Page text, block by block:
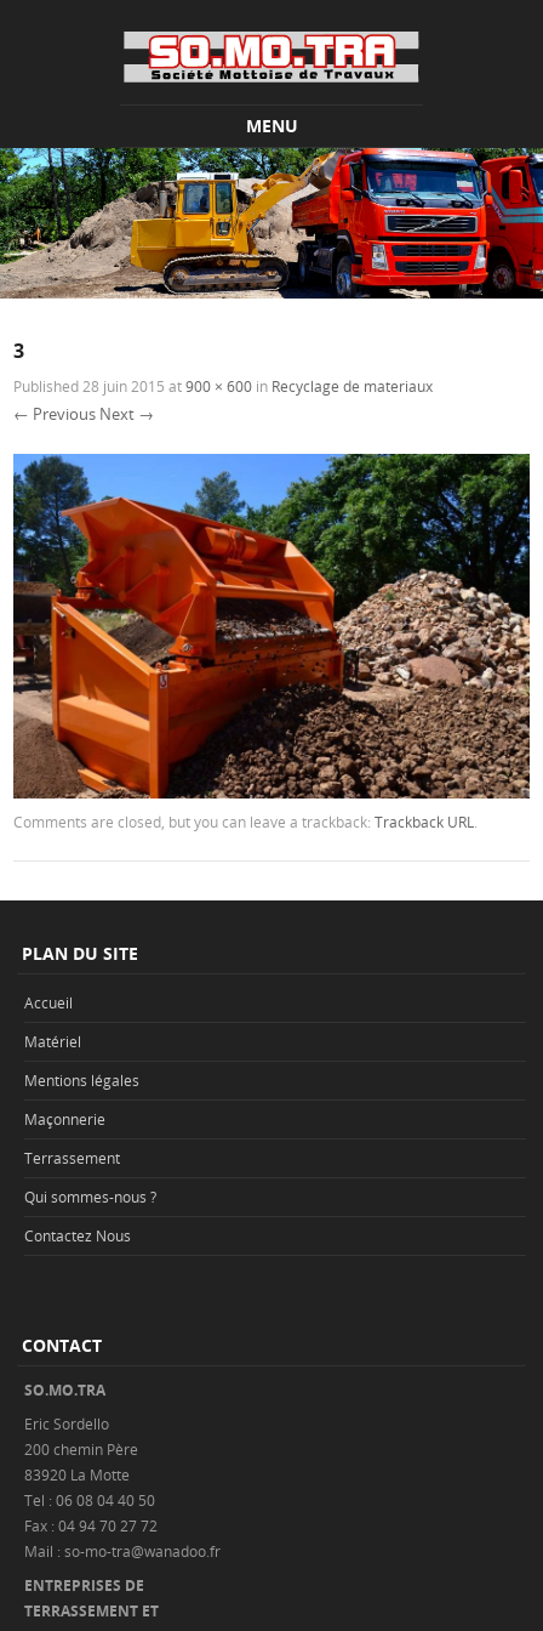
MENU
Skip to content
3
Published28 juin 2015 at900 × 600 in Recyclage de materiaux
← Previous Next →
Comments are closed, but you can leave a trackback:Trackback URL
PLAN DU SITE
Accueil
Matériel
Mentions légales
Maçonnerie
Terrassement
Qui sommes-nous ?
Contactez Nous
CONTACT
SO.MO.TRA
Eric Sordello
200 chemin Père
83920 La Motte
Tel : 06 08 04 40 50
Fax : 04 94 70 27 72
Mail : so-mo-tra@wanadoo.fr
ENTREPRISES DE
TERRASSEMENT ET